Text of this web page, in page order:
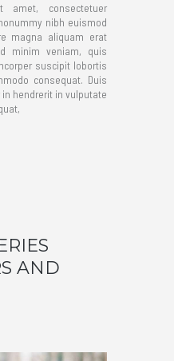
consectetuer
nibh euismod
magna aliquam erat
minim veniam, quis
suscipit lobortis
consequat. Duis
hendrerit in vulputate
AND